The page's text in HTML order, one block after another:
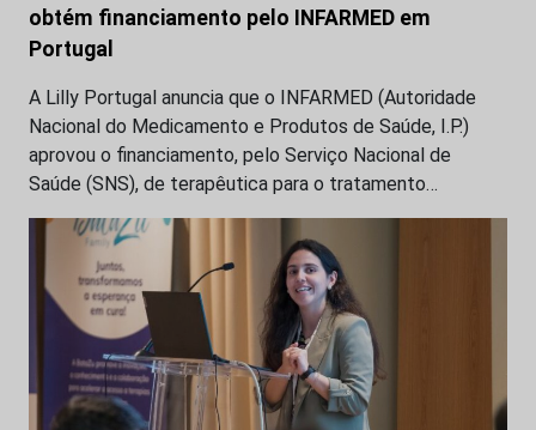
obtém financiamento pelo INFARMED em
Portugal
A Lilly Portugal anuncia que o INFARMED (Autoridade
Nacional do Medicamento e Produtos de Saúde, I.P.)
aprovou o financiamento, pelo Serviço Nacional de
Saúde (SNS), de terapêutica para o tratamento…